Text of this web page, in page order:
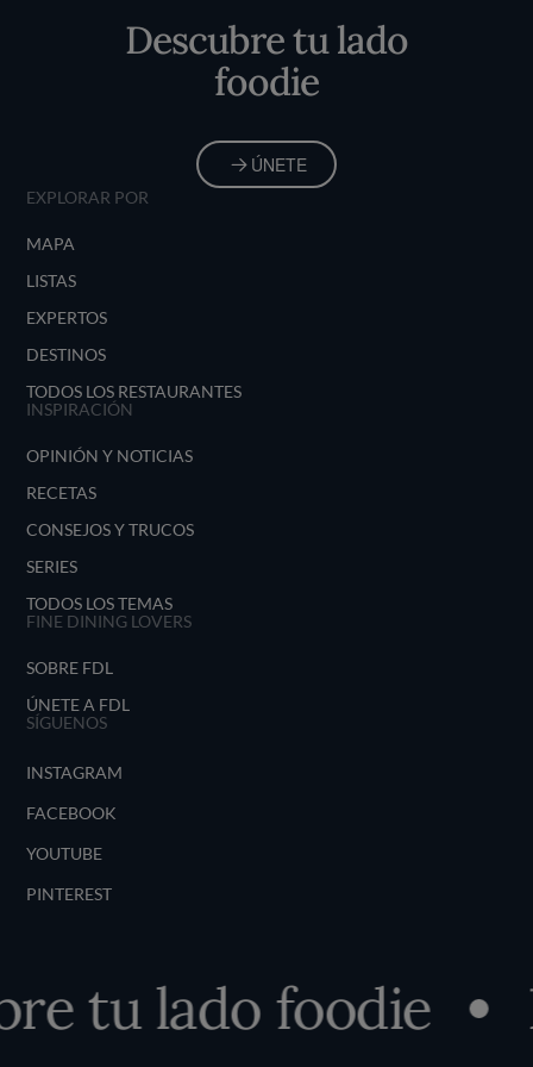
Descubre tu lado
foodie
ÚNETE
EXPLORAR POR
MAPA
LISTAS
EXPERTOS
DESTINOS
TODOS LOS RESTAURANTES
INSPIRACIÓN
OPINIÓN Y NOTICIAS
RECETAS
CONSEJOS Y TRUCOS
SERIES
TODOS LOS TEMAS
FINE DINING LOVERS
SOBRE FDL
ÚNETE A FDL
SÍGUENOS
INSTAGRAM
FACEBOOK
YOUTUBE
PINTEREST
tu lado foodie